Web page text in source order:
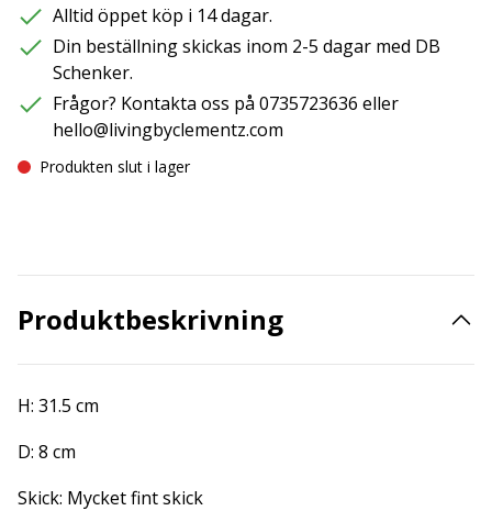
Alltid öppet köp i 14 dagar.
Din beställning skickas inom 2-5 dagar med DB
Schenker.
Frågor? Kontakta oss på 0735723636 eller
hello@livingbyclementz.com
Produkten slut i lager
Produktbeskrivning
H: 31.5 cm
D: 8 cm
Skick: Mycket fint skick